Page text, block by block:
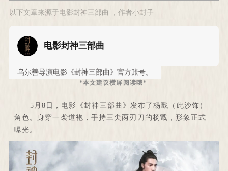
以下文章来源于电影封神三部曲 ，作者小封子
电影封神三部曲
乌尔善导演电影《封神三部曲》官方账号。
*本文建议横屏阅读哦*
5月8日，电影《封神三部曲》发布了杨戬（此沙饰）
角色。身穿一袭道袍，手持三尖两刃刀的杨戬，形象正式
曝光。